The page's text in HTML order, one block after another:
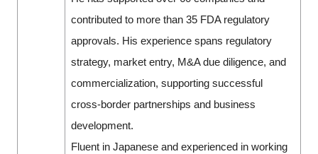
contributed to more than 35 FDA regulatory
approvals. His experience spans regulatory
strategy, market entry, M&A due diligence, and
commercialization, supporting successful
cross-border partnerships and business
development.
Fluent in Japanese and experienced in working